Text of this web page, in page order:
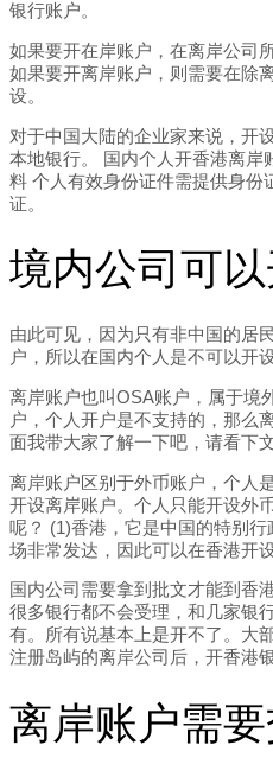
银行账户。
如果要开在岸账户，在离岸公司
如果要开离岸账户，则需要在除
设。
对于中国大陆的企业家来说，开
本地银行。 国内个人开香港离岸
料 个人有效身份证件需提供身份
证。
境内公司可
由此可见，因为只有非中国的居
户，所以在国内个人是不可以开
离岸账户也叫OSA账户，属于境
户，个人开户是不支持的，那么
面我带大家了解一下吧，请看下文
离岸账户区别于外币账户，个人
开设离岸账户。个人只能开设外
呢？ (1)香港，它是中国的特别
场非常发达，因此可以在香港开
国内公司需要拿到批文才能到香
很多银行都不会受理，和几家银
有。所有说基本上是开不了。大
注册岛屿的离岸公司后，开香港
离岸账户需